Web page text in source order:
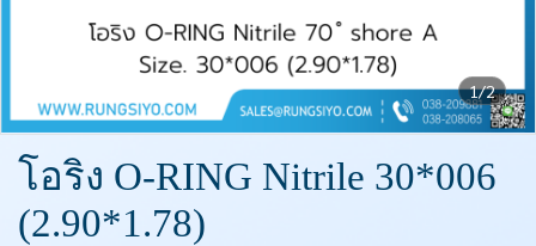
1/2
โอริง O-RING Nitrile 30*006
(2.90*1.78)